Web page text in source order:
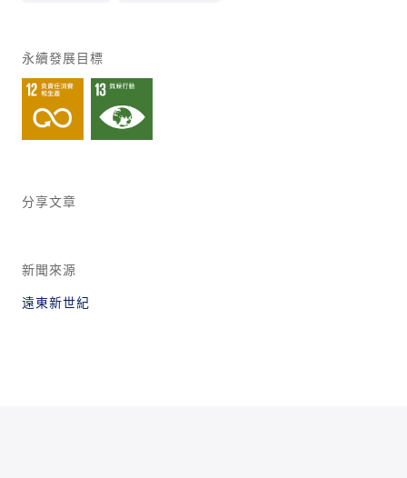
永續發展目標
分享文章
新聞來源
遠東新世紀